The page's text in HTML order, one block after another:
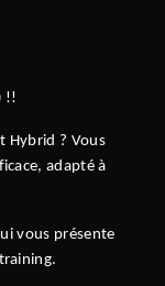
!!
Hybrid ? Vous
adapté à
vous présente
comme le